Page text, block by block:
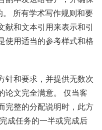
所有学术写作规则和要
和文本引用来表示和引
使用适当的参考样式和格
针和要求，并提供无数次
论文完全满意。 仅当客
完整的分配说明时，此方
成任务的一半或完成后